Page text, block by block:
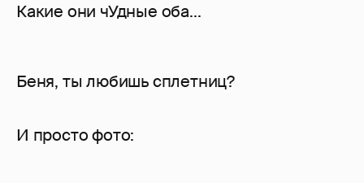
Какие они чУдные оба...
Беня, ты любишь сплетниц?
И просто фото: